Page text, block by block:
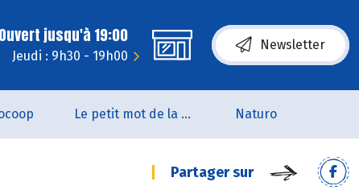
Ouvert jusqu'à 19:00
Jeudi : 9h30 - 19h00
Newsletter
Le petit mot de la naturo Naturo
Partager sur